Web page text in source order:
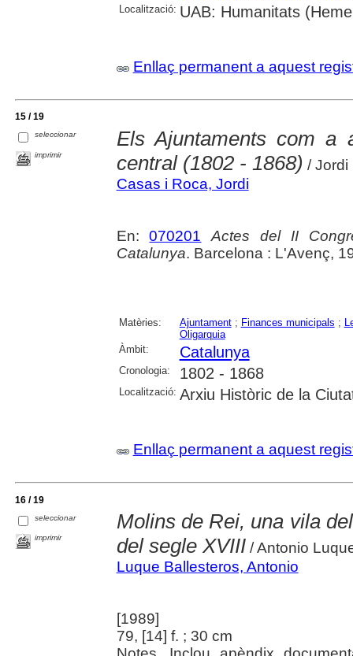
Localització: UAB: Humanitats
Enllaç permanent a aquest
15 / 19
seleccionar
imprimir
Els Ajuntaments com a
central (1802 - 1868) / Jordi
Casas i Roca, Jordi
En:070201
Actes del II
Catalunya. Barcelona : L'Avenç,
Matèries: Ajuntament; Finances municipals ;
Oligarquia
Àmbit:
Catalunya
Cronologia: 1802 - 1868
Localització: Arxiu Històric de la
Enllaç permanent a aquest
16 / 19
seleccionar
imprimir
Molins de Rei, una vila
del segle XVIII/ Antonio
Luque Ballesteros, Antonio
[1989]
79, [14] f. ; 30 cm